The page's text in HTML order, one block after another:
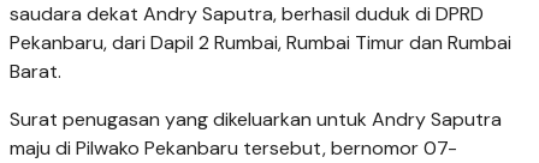
saudara dekat Andry Saputra, berhasil duduk di DPRD
Pekanbaru, dari Dapil 2 Rumbai, Rumbai Timur dan Rumbai
Barat.
Surat penugasan yang dikeluarkan untuk Andry Saputra
maju di Pilwako Pekanbaru tersebut, bernomor 07-